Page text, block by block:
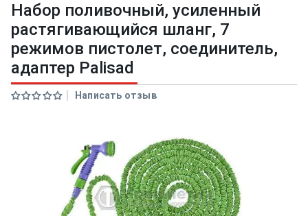
Набор поливочный, усиленный
растягивающийся шланг, 7
режимов пистолет, соединитель,
адаптер Palisad
Написать отзыв